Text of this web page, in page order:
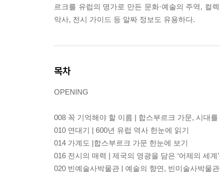
르크를 유럽의 명가로 만든 문화·예술의 주역, 컬
악사, 전시 가이드 등 알짜 정보도 유용하다.
목차
OPENING
008 꼭 기억해야 할 이름 | 합스부르크 가문, 시대
010 연대기 | 600년 유럽 역사 한눈에 읽기
014 가계도 |합스부르크 가문 한눈에 보기
016 전시의 매력 | 제국의 영광을 담은 ‘어제의 세계
020 빈예술사박물관 | 예술의 향연, 빈미술사박물